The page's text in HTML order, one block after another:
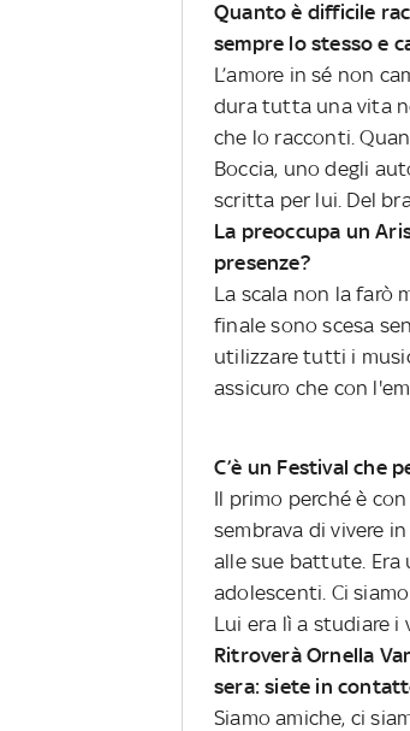
Quanto è difficile
sempre lo stesso e
L’amore in sé non
dura tutta una vita
che lo racconti.
Boccia, uno degli
scritta per lui. Del
La preoccupa un
presenze?
La scala non la farò
finale sono scesa
utilizzare tutti i
assicuro che con
C’è un Festival che
Il primo perché è
sembrava di vivere
alle sue battute. Era
adolescenti. Ci
Lui era lì a studiare i
Ritroverà Ornella
sera: siete in
Siamo amiche, ci